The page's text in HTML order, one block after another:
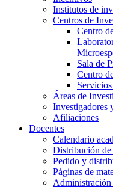
Institutos de
Centros de
Centro
Sala de
Centro
Áreas de
Investigadores
Afiliaciones
Docentes
Calendario
Distribución de
Pedido y
Páginas de
Administración